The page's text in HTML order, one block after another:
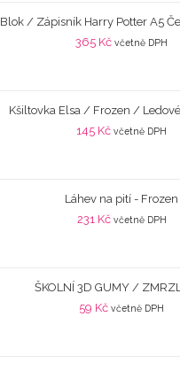
Blok / Zápisník Harry Potter A5
365 Kč včetně DPH
Kšiltovka Elsa / Frozen /
145 Kč včetně DPH
Láhev na pití - Frozen
231 Kč včetně DPH
ŠKOLNÍ 3D GUMY /
59 Kč včetně DPH